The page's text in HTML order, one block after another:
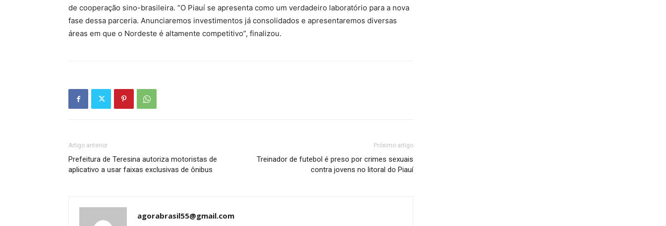
de cooperação sino-brasileira. “O Piauí se apresenta como um verdadeiro laboratório para a nova
fase dessa parceria. Anunciaremos investimentos já consolidados e apresentaremos diversas
áreas em que o Nordeste é altamente competitivo”, finalizou.
Artigo anterior
Prefeitura de Teresina autoriza motoristas de
aplicativo a usar faixas exclusivas de ônibus
Próximo artigo
Treinador de futebol é preso por crimes sexuais
contra jovens no litoral do Piauí
agorabrasil55@gmail.com